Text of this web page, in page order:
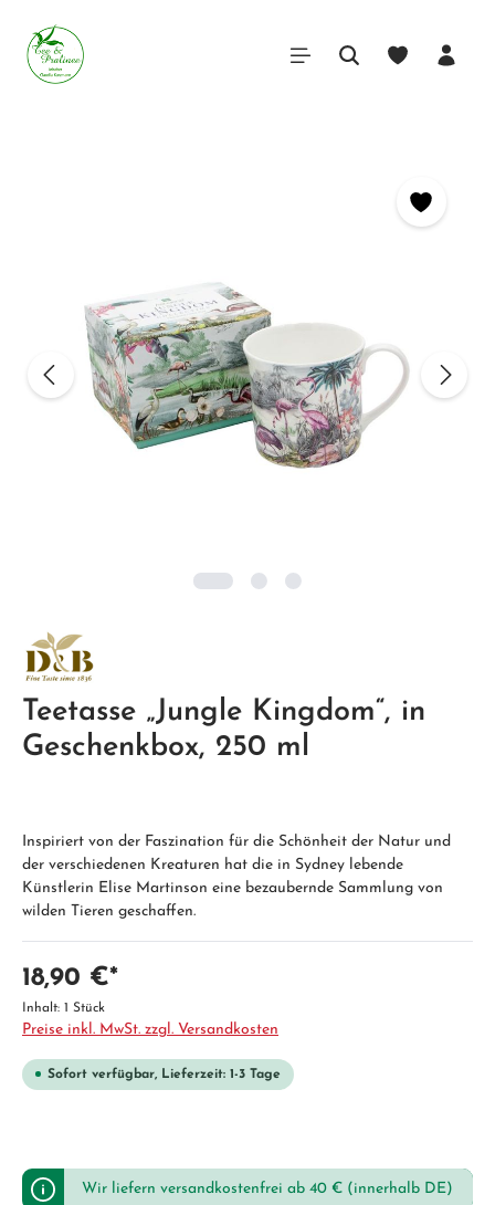
Teetasse „Jungle Kingdom“, in
Geschenkbox, 250 ml
Inspiriert von der Faszination für die Schönheit der Natur und
der verschiedenen Kreaturen hat die in Sydney lebende
Künstlerin Elise Martinson eine bezaubernde Sammlung von
wilden Tieren geschaffen.
18,90 €*
Inhalt: 1 Stück
Preise inkl. MwSt. zzgl. Versandkosten
Sofort verfügbar, Lieferzeit: 1-3 Tage
Wir liefern versandkostenfrei ab 40 € (innerhalb DE)